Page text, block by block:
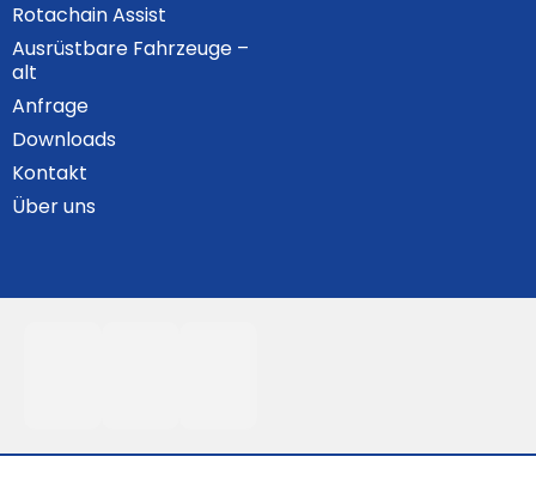
Rotachain Assist
Ausrüstbare Fahrzeuge –
alt
Anfrage
Downloads
Kontakt
Über uns